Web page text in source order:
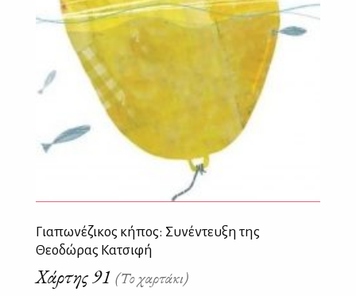
Γιαπωνέζικος κήπος: Συνέντευξη της
Θεοδώρας Κατσιφή
Χάρτης 91 (Το χαρτάκι)